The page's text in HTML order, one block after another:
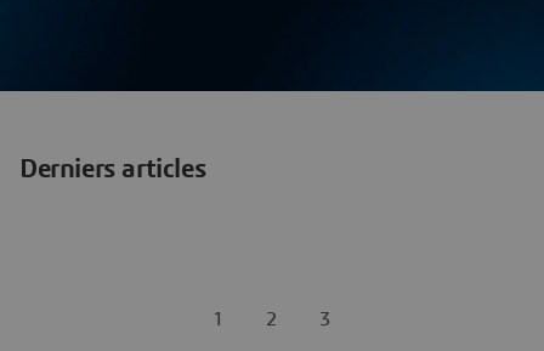
Derniers articles
1 2 3